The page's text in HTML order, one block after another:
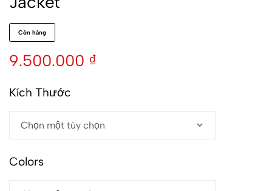
Còn hàng
9.500.000 ₫
Kích Thước
Colors